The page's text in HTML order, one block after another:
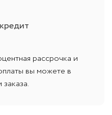
рассрочка и
вы можете в